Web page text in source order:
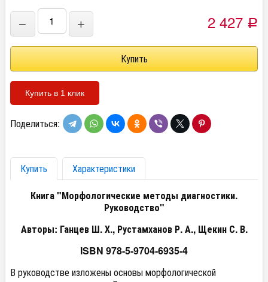
− + 2 427 Р
Купить в 1 клик
Поделиться:
Купить
Характеристики
Книга "Морфологические методы диагностики.
Руководство"
Авторы: Ганцев Ш. Х., Рустамханов Р. А., Щекин С. В.
ISBN 978-5-9704-6935-4
В руководстве изложены основы морфологической